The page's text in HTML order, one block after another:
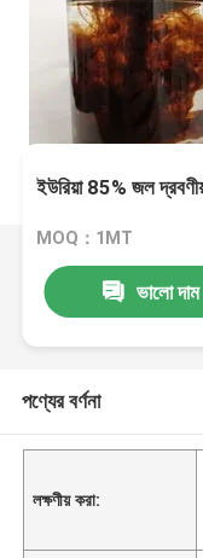
ইউরিয়া 85% জল
MOQ：1MT
ভালো দাম
পণ্যের বর্ণনা
লক্ষণীয় করা: